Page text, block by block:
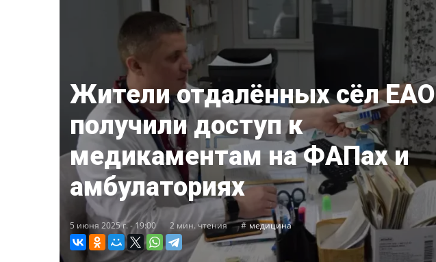
Жители отдалённых сёл ЕАО
получили доступ к
медикаментам на ФАПах и
амбулаториях
5 июня 2025 г. - 19:00 2 мин. чтения медицина